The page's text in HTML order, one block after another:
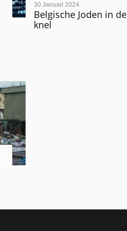
Belgische Joden in de
knel
30 Januari 2024